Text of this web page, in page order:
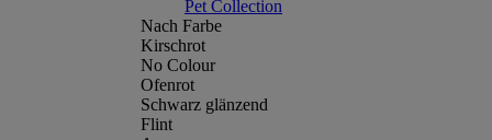
Pet Collection
Nach Farbe
Kirschrot
No Colour
Ofenrot
Schwarz glänzend
Flint